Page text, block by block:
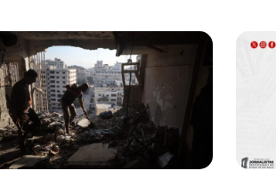
aos ataques transfóbicos
para toda Gaza” — enquanto o Conselho